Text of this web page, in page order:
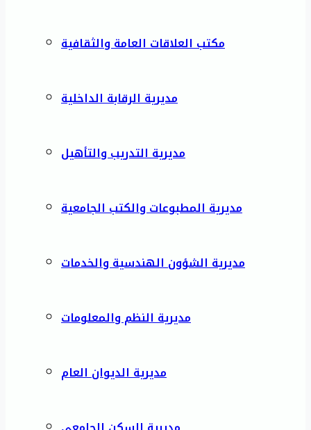
مكتب العلاقات العامة والثقافية
مديرية الرقابة الداخلية
مديرية التدريب والتأهيل
مديرية المطبوعات والكتب الجامعية
مديرية الشؤون الهندسية والخدمات
مديرية النظم والمعلومات
مديرية الديوان العام